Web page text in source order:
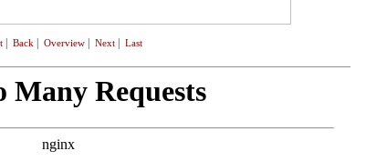
| Back| Overview| Next| Last